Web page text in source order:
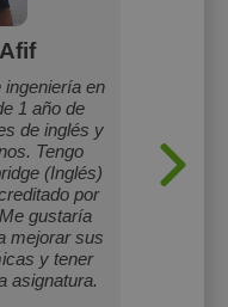
ingeniería en
1 año de
de inglés y
Tengo
(Inglés)
por
gustaría
mejorar sus
y tener
asignatura.